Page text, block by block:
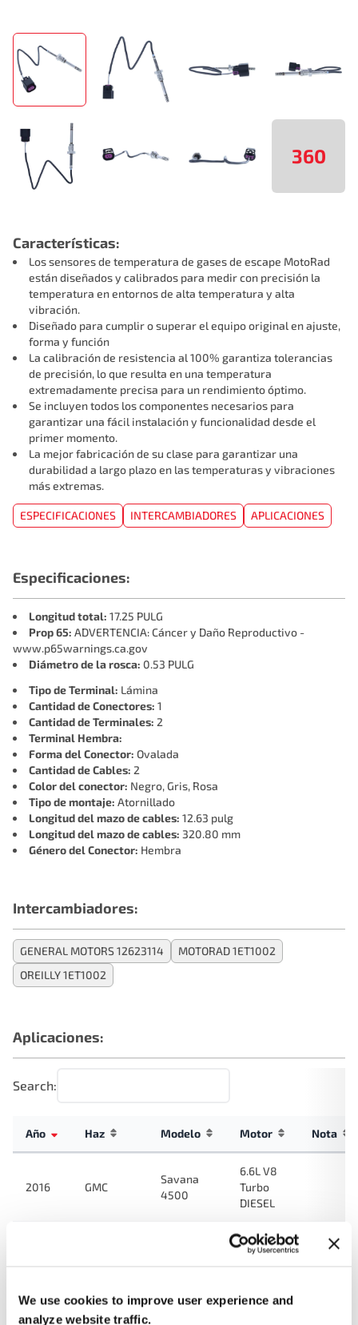
We use cookies to improve user experience and
analyze website traffic.
360
Características:
Los sensores de temperatura de gases de escape MotoRad
están diseñados y calibrados para medir con precisión la
temperatura en entornos de alta temperatura y alta
vibración.
Diseñado para cumplir o superar el equipo original en ajuste,
forma y función
La calibración de resistencia al 100% garantiza tolerancias
de precisión, lo que resulta en una temperatura
extremadamente precisa para un rendimiento óptimo.
Se incluyen todos los componentes necesarios para
garantizar una fácil instalación y funcionalidad desde el
primer momento.
La mejor fabricación de su clase para garantizar una
durabilidad a largo plazo en las temperaturas y vibraciones
más extremas.
ESPECIFICACIONES INTERCAMBIADORES APLICACIONES
Especificaciones:
Longitud total: 17.25 PULG
Prop 65: ADVERTENCIA: Cáncer y Daño Reproductivo -
www.p65warnings.ca.gov
Diámetro de la rosca: 0.53 PULG
Tipo de Terminal: Lámina
Cantidad de Conectores: 1
Cantidad de Terminales: 2
Terminal Hembra:
Forma del Conector: Ovalada
Cantidad de Cables: 2
Color del conector: Negro, Gris, Rosa
Tipo de montaje: Atornillado
Longitud del mazo de cables: 12.63 pulg
Longitud del mazo de cables: 320.80 mm
Género del Conector: Hembra
Intercambiadores:
GENERAL MOTORS 12623114
MOTORAD 1ET1002
OREILLY 1ET1002
Aplicaciones:
Search:
Año Haz Modelo Motor Nota
2016 GMC
Savana
4500
6.6L V8
Turbo
DIESEL
6.6L V8
Turbo
6.6L V8